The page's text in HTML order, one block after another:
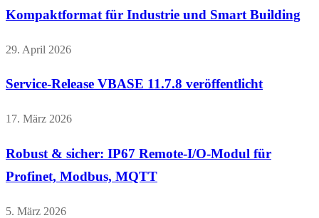
Kompaktformat für Industrie und Smart Building
29. April 2026
Service-Release VBASE 11.7.8 veröffentlicht
17. März 2026
Robust & sicher: IP67 Remote-I/O-Modul für
Profinet, Modbus, MQTT
5. März 2026